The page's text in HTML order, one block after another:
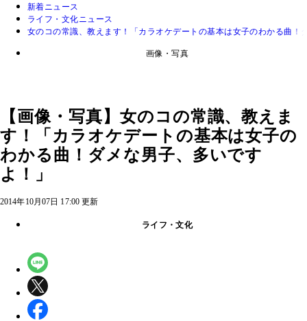
新着ニュース
ライフ・文化ニュース
女のコの常識、教えます！「カラオケデートの基本は女子のわかる曲！
画像・写真
【画像・写真】女のコの常識、教えま
す！「カラオケデートの基本は女子の
わかる曲！ダメな男子、多いです
よ！」
2014年10月07日 17:00 更新
ライフ・文化